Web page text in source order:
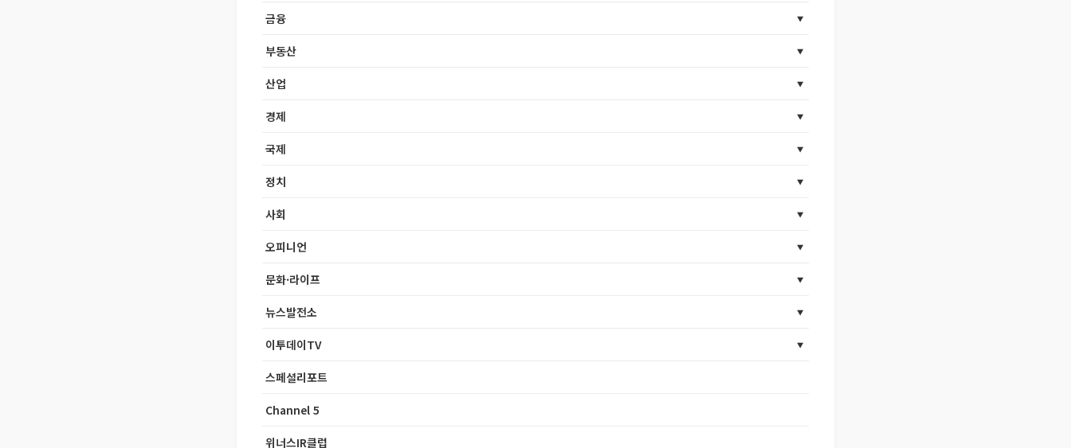
금융
부동산
산업
경제
국제
정치
사회
오피니언
문화·라이프
뉴스발전소
이투데이TV
스페셜리포트
Channel 5
위너스IR클럽